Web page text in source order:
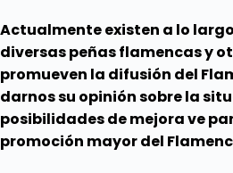
Actualmente existen a lo
diversas peñas flamencas y
promueven la difusión del
darnos su opinión sobre la
posibilidades de mejora ve
promoción mayor del